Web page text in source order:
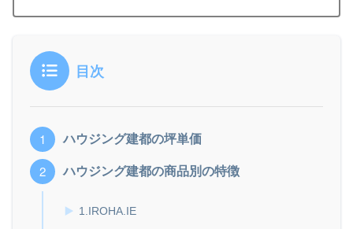
目次
ハウジング建都の坪単価
ハウジング建都の商品別の特徴
1.IROHA.IE